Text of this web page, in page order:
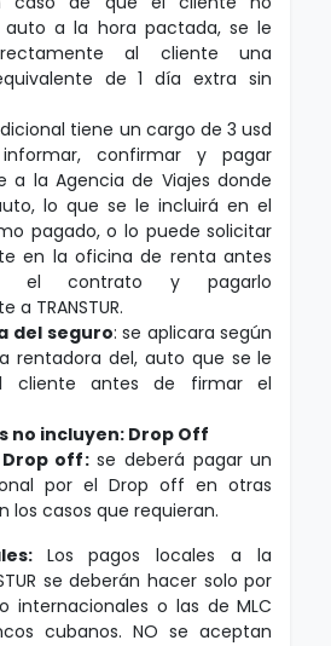
auto a la hora pactada, se le
al cliente una
de 1 día extra sin
tiene un cargo de 3 usd
confirmar y pagar
a la Agencia de Viajes donde
lo que se le incluirá en el
pagado, o lo puede solicitar
en la oficina de renta antes
el contrato y pagarlo
TRANSTUR.
del seguro: se aplicara según
rentadora del, auto que se le
cliente antes de firmar el
no incluyen:Drop Off
off:se deberá pagar un
por el Drop off en otras
los casos que requieran.
: Los pagos locales a la
se deberán hacer solo por
internacionales o las de MLC
cubanos. NO se aceptan